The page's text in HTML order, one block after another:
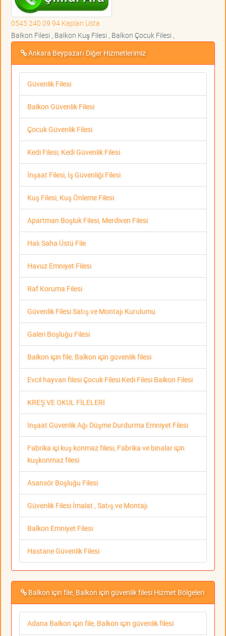
0545 240 09 94 Kaplan Usta
Balkon Filesi , Balkon Kuş Filesi , Balkon Çocuk Filesi ,
Ankara Beypazarı Diğer Hizmetlerimiz
Güvenlik Filesi
Balkon Güvenlik Filesi
Çocuk Güvenlik Filesi
Kedi Filesi, Kedi Güvenlik Filesi
İnşaat Filesi, İş Güvenliği Filesi
Kuş Filesi, Kuş Önleme Filesi
Apartman Boşluk Filesi, Merdiven Filesi
Halı Saha Üstü File
Havuz Emniyet Filesi
Raf Koruma Filesi
Güvenlik Filesi Satış ve Montajı Kurulumu
Galeri Boşluğu Filesi
Balkon için file, Balkon için güvenlik filesi
Evcil hayvan filesi Çocuk Filesi Kedi Filesi Balkon Filesi
KREŞ VE OKUL FİLELERİ
İnşaat Güvenlik Ağı Düşme Durdurma Emniyet Filesi
Fabrika içi kuş konmaz filesi, Fabrika ve binalar için
kuşkonmaz filesi
Asansör Boşluğu Filesi
Güvenlik Filesi İmalat , Satış ve Montajı
Balkon Emniyet Filesi
Hastane Güvenlik Filesi
Balkon için file, Balkon için güvenlik filesi Hizmet Bölgeleri
Adana Balkon için file, Balkon için güvenlik filesi